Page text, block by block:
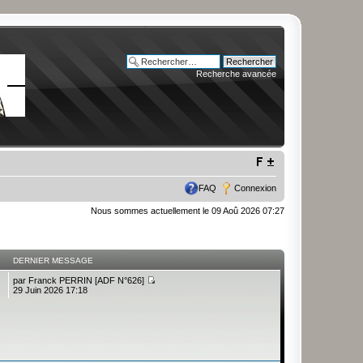
Recherche avancée
FAQ Connexion
Nous sommes actuellement le 09 Aoû 2026 07:27
DERNIER MESSAGE
par Franck PERRIN [ADF N°626]
29 Juin 2026 17:18